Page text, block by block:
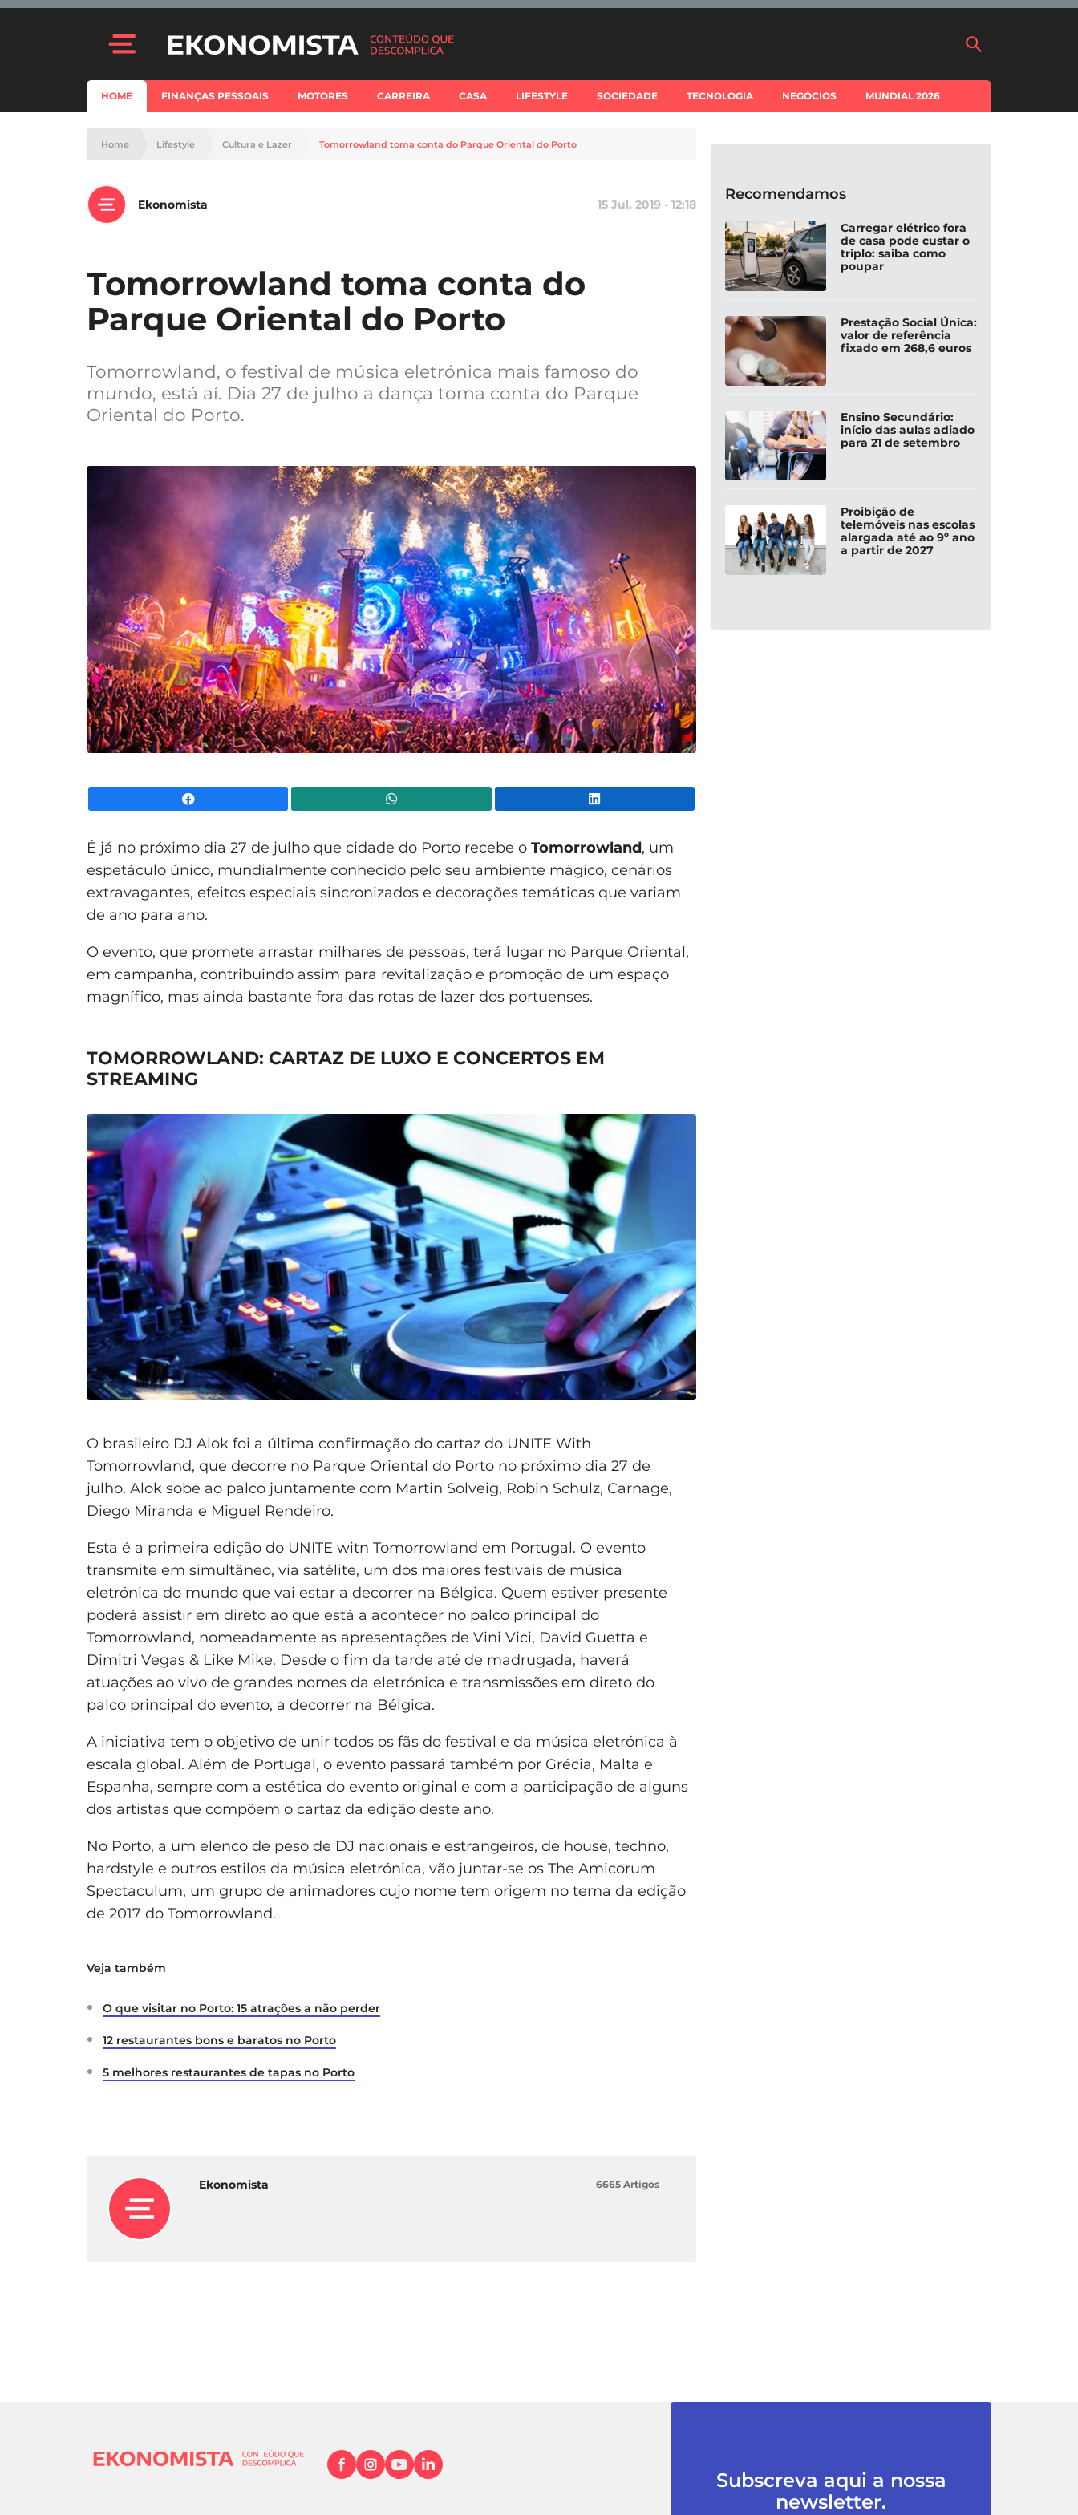
HOME FINANÇAS PESSOAIS MOTORES CARREIRA CASA LIFESTYLE SOCIEDADE TECNOLOGIA NEGÓCIOS MUNDIAL 2026
Home Lifestyle Cultura e Lazer Tomorrowland toma conta do Parque Oriental do Porto
Ekonomista 15 Jul, 2019 - 12:18
Tomorrowland toma conta do
Parque Oriental do Porto
Tomorrowland, o festival de música eletrónica mais famoso do
mundo, está aí. Dia 27 de julho a dança toma conta do Parque
Oriental do Porto.
É já no próximo dia 27 de julho que cidade do Porto recebe o Tomorrowland, um
espetáculo único, mundialmente conhecido pelo seu ambiente mágico, cenários
extravagantes, efeitos especiais sincronizados e decorações temáticas que variam
de ano para ano.
O evento, que promete arrastar milhares de pessoas, terá lugar no Parque Oriental,
em campanha, contribuindo assim para revitalização e promoção de um espaço
magnífico, mas ainda bastante fora das rotas de lazer dos portuenses.
TOMORROWLAND: CARTAZ DE LUXO E CONCERTOS EM
STREAMING
O brasileiro DJ Alok foi a última confirmação do cartaz do UNITE With
Tomorrowland, que decorre no Parque Oriental do Porto no próximo dia 27 de
julho. Alok sobe ao palco juntamente com Martin Solveig, Robin Schulz, Carnage,
Diego Miranda e Miguel Rendeiro.
Esta é a primeira edição do UNITE witn Tomorrowland em Portugal. O evento
transmite em simultâneo, via satélite, um dos maiores festivais de música
eletrónica do mundo que vai estar a decorrer na Bélgica. Quem estiver presente
poderá assistir em direto ao que está a acontecer no palco principal do
Tomorrowland, nomeadamente as apresentações de Vini Vici, David Guetta e
Dimitri Vegas & Like Mike. Desde o fim da tarde até de madrugada, haverá
atuações ao vivo de grandes nomes da eletrónica e transmissões em direto do
palco principal do evento, a decorrer na Bélgica.
A iniciativa tem o objetivo de unir todos os fãs do festival e da música eletrónica à
escala global. Além de Portugal, o evento passará também por Grécia, Malta e
Espanha, sempre com a estética do evento original e com a participação de alguns
dos artistas que compõem o cartaz da edição deste ano.
No Porto, a um elenco de peso de DJ nacionais e estrangeiros, de house, techno,
hardstyle e outros estilos da música eletrónica, vão juntar-se os The Amicorum
Spectaculum, um grupo de animadores cujo nome tem origem no tema da edição
de 2017 do Tomorrowland.
Veja também
O que visitar no Porto: 15 atrações a não perder
12 restaurantes bons e baratos no Porto
5 melhores restaurantes de tapas no Porto
Ekonomista 6665 Artigos
Recomendamos
Carregar elétrico fora
de casa pode custar o
triplo: saiba como
poupar
Prestação Social Única:
valor de referência
fixado em 268,6 euros
Ensino Secundário:
início das aulas adiado
para 21 de setembro
Proibição de
telemóveis nas escolas
alargada até ao 9º ano
a partir de 2027
Subscreva aqui a nossa
newsletter.